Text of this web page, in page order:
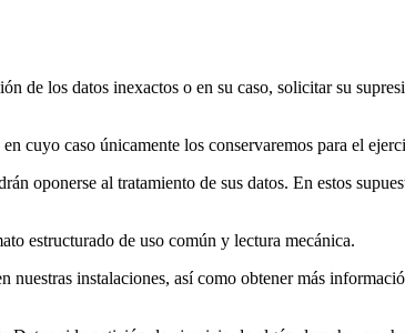
de los datos inexactos o en su caso, solicitar su
cuyo caso únicamente los conservaremos para el
oponerse al tratamiento de sus datos. En estos
estructurado de uso común y lectura mecánica.
nuestras instalaciones, así como obtener más